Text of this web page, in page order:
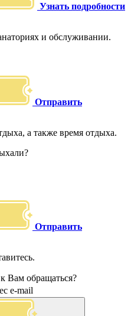
Узнать подробности
и обслуживании.
Отправить
а также время отдыха.
Отправить
Вам обращаться?
e-mail